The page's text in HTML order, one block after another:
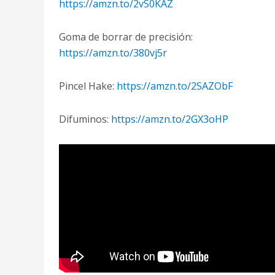
https://amzn.to/2vS0KAZ
Goma de borrar de precisión:
https://amzn.to/380vj5r
Pincel Hake: https://amzn.to/2SAZObF
Difuminos: https://amzn.to/2GX3oHP